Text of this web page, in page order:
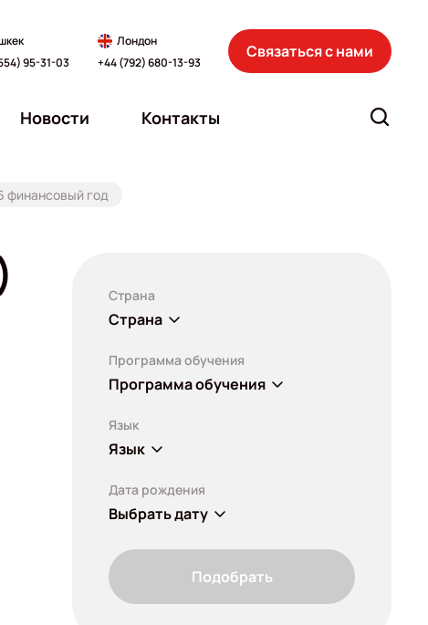
95-31-03
Лондон
+44 (792) 680-13-93
Связаться с нами
Новости Контакты
финансовый год
Страна
Страна
Программа обучения
Программа обучения
Язык
Язык
Дата рождения
Выбрать дату
Подобрать